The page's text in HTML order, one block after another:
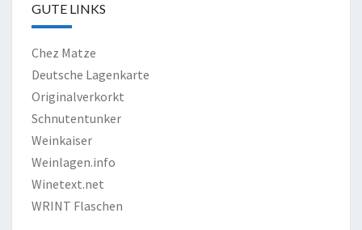
GUTE LINKS
Chez Matze
Deutsche Lagenkarte
Originalverkorkt
Schnutentunker
Weinkaiser
Weinlagen.info
Winetext.net
WRINT Flaschen